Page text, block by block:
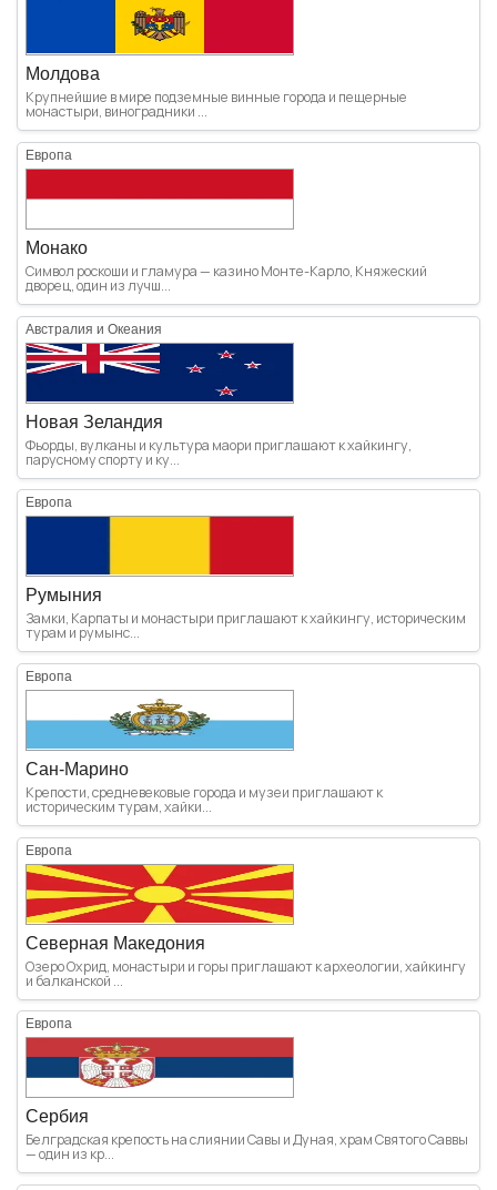
Молдова
Крупнейшие в мире подземные винные города и пещерные
монастыри, виноградники ...
Европа
Монако
Символ роскоши и гламура — казино Монте-Карло, Княжеский
дворец, один из лучш...
Австралия и Океания
Новая Зеландия
Фьорды, вулканы и культура маори приглашают к хайкингу,
парусному спорту и ку...
Европа
Румыния
Замки, Карпаты и монастыри приглашают к хайкингу, историческим
турам и румынс...
Европа
Сан-Марино
Крепости, средневековые города и музеи приглашают к
историческим турам, хайки...
Европа
Северная Македония
Озеро Охрид, монастыри и горы приглашают к археологии, хайкингу
и балканской ...
Европа
Сербия
Белградская крепость на слиянии Савы и Дуная, храм Святого Саввы
— один из кр...